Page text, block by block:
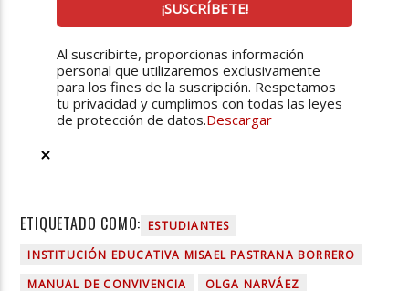
Al suscribirte, proporcionas información
personal que utilizaremos exclusivamente
para los fines de la suscripción. Respetamos
tu privacidad y cumplimos con todas las leyes
de protección de datos.Descargar
ETIQUETADO COMO: ESTUDIANTES
INSTITUCIÓN EDUCATIVA MISAEL PASTRANA BORRERO
MANUAL DE CONVIVENCIA
OLGA NARVÁEZ